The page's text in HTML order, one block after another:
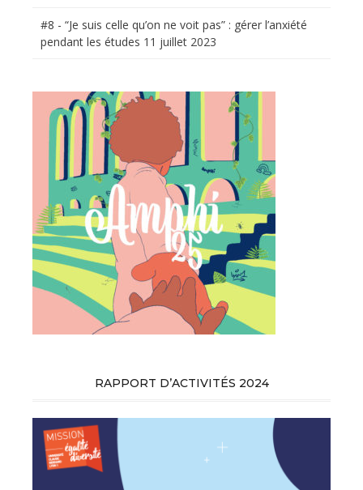
#8 - “Je suis celle qu’on ne voit pas” : gérer l’anxiété
pendant les études 11 juillet 2023
RAPPORT D’ACTIVITÉS 2024